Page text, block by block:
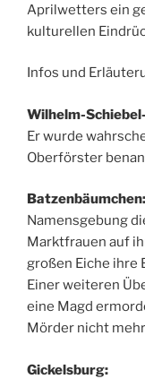
Aprilwetters ein
kulturellen
Infos und
Wilhelm-
Er wurde
Oberförster
Batzenbäumchen:
Namensgebung
Marktfrauen auf
großen Eiche ihre
Einer weiteren
eine Magd
Mörder nicht
Gickelsburg: